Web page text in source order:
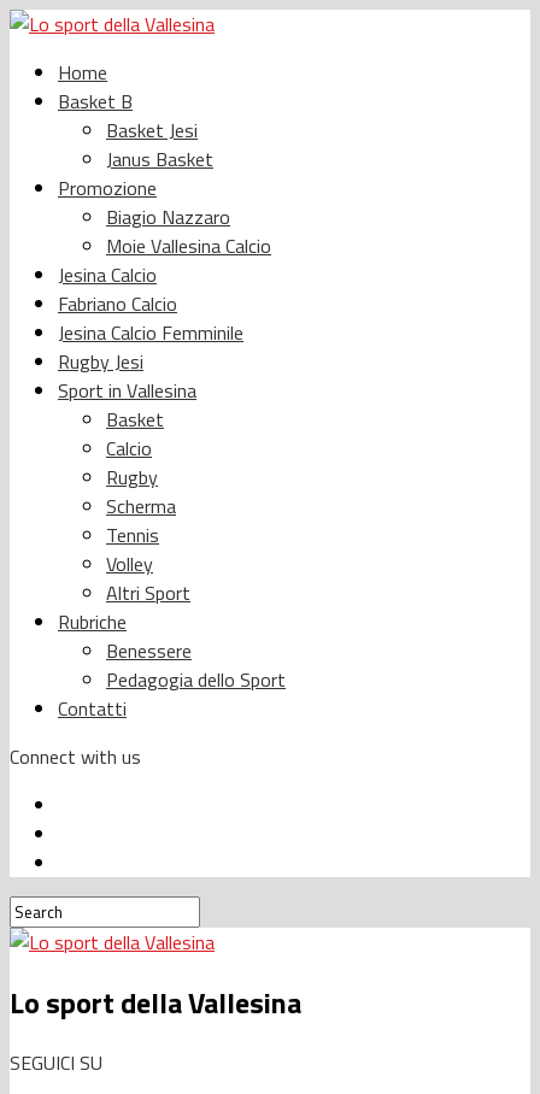
Home
Basket B
Basket Jesi
Janus Basket
Promozione
Biagio Nazzaro
Moie Vallesina Calcio
Jesina Calcio
Fabriano Calcio
Jesina Calcio Femminile
Rugby Jesi
Sport in Vallesina
Basket
Calcio
Rugby
Scherma
Tennis
Volley
Altri Sport
Rubriche
Benessere
Pedagogia dello Sport
Contatti
Connect with us
Lo sport della Vallesina
SEGUICI SU